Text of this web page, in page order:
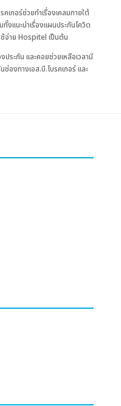
คเกอร์ช่วยทำเรื่องเคลมภายใต้
งแนะนำเรื่องแผนประกันโควิด
จ่าย Hospitel เป็นต้น
ประกัน และคอยช่วยเหลือเวลามี
ช่องทางเอส.บี.โบรคเกอร์ และ